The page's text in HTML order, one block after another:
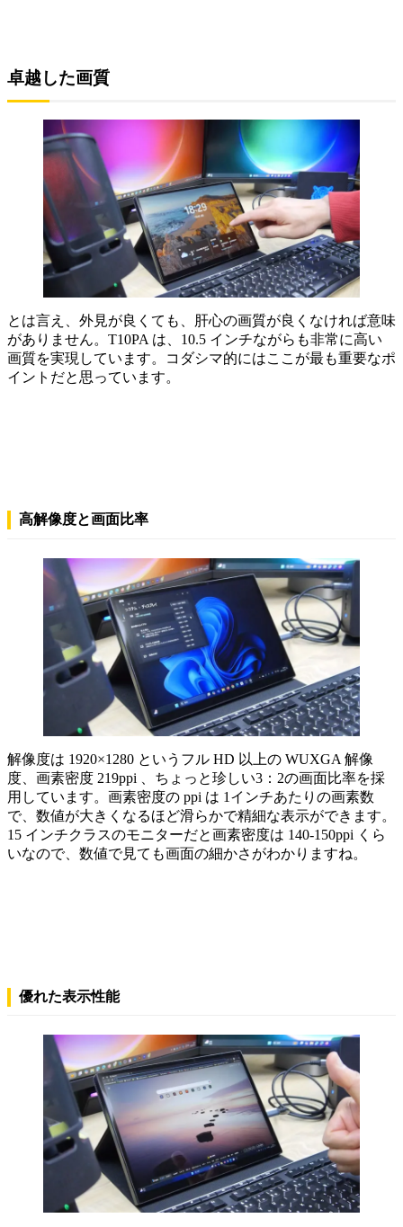
卓越した画質
とは言え、外見が良くても、肝心の画質が良くなければ意味
がありません。T10PA は、10.5 インチながらも非常に高い
画質を実現しています。コダシマ的にはここが最も重要なポ
イントだと思っています。
高解像度と画面比率
解像度は 1920×1280 というフル HD 以上の WUXGA 解像
度、画素密度 219ppi 、ちょっと珍しい3：2の画面比率を採
用しています。画素密度の ppi は 1インチあたりの画素数
で、数値が大きくなるほど滑らかで精細な表示ができます。
15 インチクラスのモニターだと画素密度は 140-150ppi くら
いなので、数値で見ても画面の細かさがわかりますね。
優れた表示性能